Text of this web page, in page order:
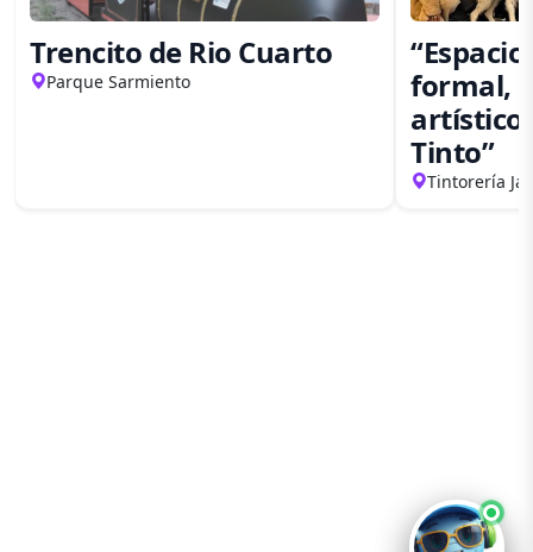
Trencito de Rio Cuarto
Parque Sarmiento
formal,
Tinto”